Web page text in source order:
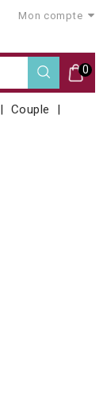
Mon compte
0
Couple